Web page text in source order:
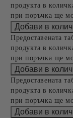
продукта в
при поръчка ще
Предоставената
продукта в
при поръчка ще
Предоставената
продукта в
при поръчка ще